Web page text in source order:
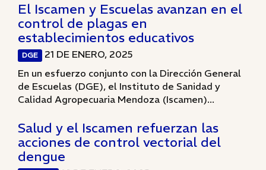
El Iscamen y Escuelas avanzan en el
control de plagas en
establecimientos educativos
DGE
21 DE ENERO, 2025
En un esfuerzo conjunto con la Dirección General
de Escuelas (DGE), el Instituto de Sanidad y
Calidad Agropecuaria Mendoza (Iscamen)...
Salud y el Iscamen refuerzan las
acciones de control vectorial del
dengue